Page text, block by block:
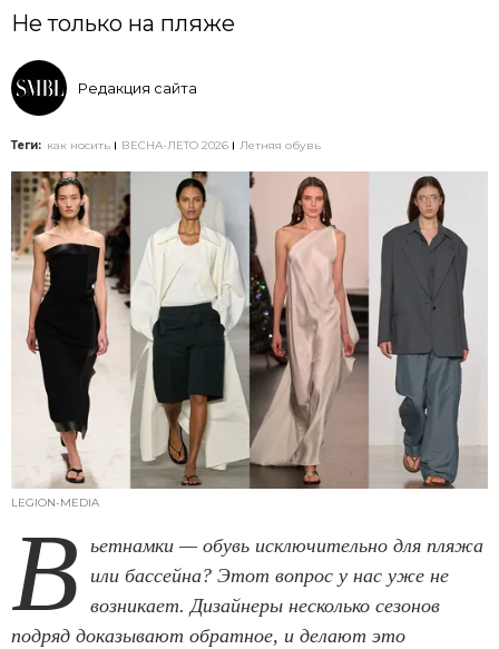
Не только на пляже
Редакция сайта
Теги: как носить ВЕСНА-ЛЕТО 2026 Летняя обувь
LEGION-MEDIA
В ьетнамки — обувь исключительно для пляжа
или бассейна? Этот вопрос у нас уже не
возникает. Дизайнеры несколько сезонов
подряд доказывают обратное, и делают это